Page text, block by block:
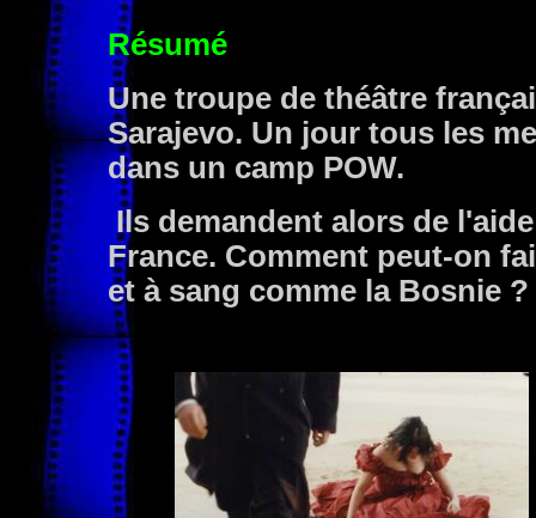
Résumé
Une troupe de théâtre
Sarajevo. Un jour tous les
dans un camp POW.
Ils demandent alors de
France. Comment peut-on
et à sang comme la Bosnie ?